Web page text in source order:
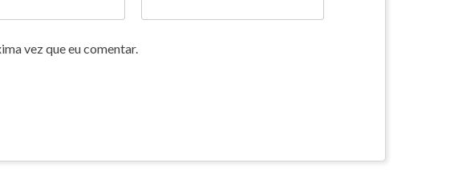
vez que eu comentar.